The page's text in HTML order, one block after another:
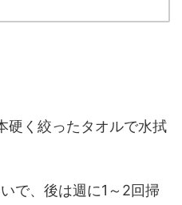
硬く絞ったタオルで水拭
で、後は週に1～2回掃